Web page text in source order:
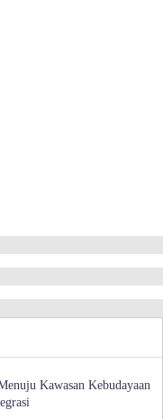
Kawasan Kebudayaan